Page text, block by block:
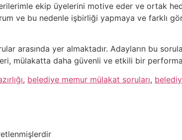
ekip üyelerini motive eder ve ortak
ve bu nedenle işbirliği yapmaya ve farklı
arasında yer almaktadır. Adayların bu
mülakatta daha güvenli ve etkili bir
, belediye memur mülakat soruları,